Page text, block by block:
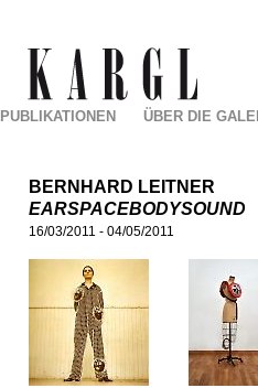
BERNHARD LEITNER
EARSPACEBODYSOUND
16/03/2011 - 04/05/2011
PUBLIKATIONEN ÜBER DIE